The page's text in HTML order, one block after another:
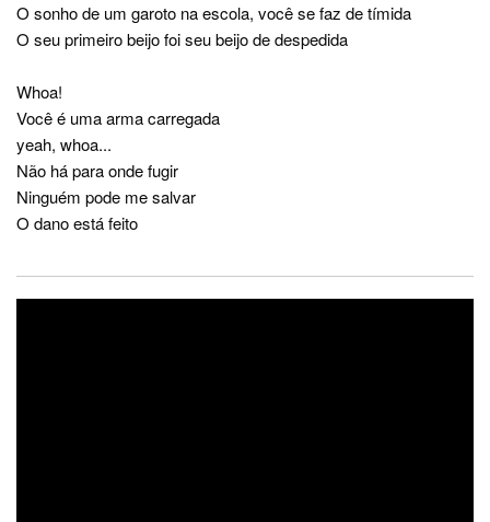
O sonho de um garoto na escola, você se faz de tímida
O seu primeiro beijo foi seu beijo de despedida
Whoa!
Você é uma arma carregada
yeah, whoa...
Não há para onde fugir
Ninguém pode me salvar
O dano está feito